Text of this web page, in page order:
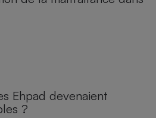
Ehpad devenaient
?